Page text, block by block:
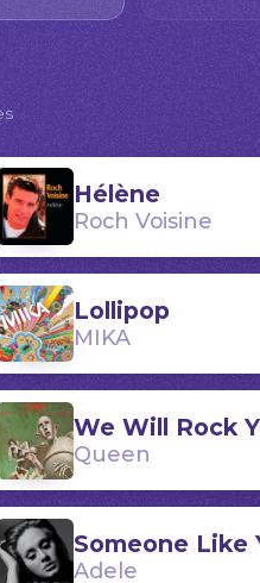
Hélène
Roch Voisine
Lollipop
MIKA
We Will Rock
Queen
Someone Like
Adele